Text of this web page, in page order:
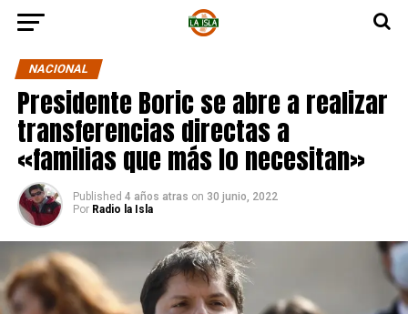
NACIONAL
Presidente Boric se abre a realizar
transferencias directas a
«familias que más lo necesitan»
Published 4 años atras on 30 junio, 2022
Por Radio la Isla